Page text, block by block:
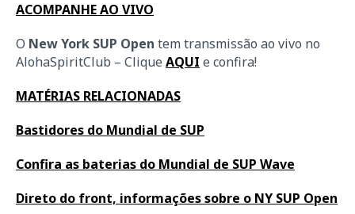
ACOMPANHE AO VIVO
O New York SUP Open tem transmissão ao vivo no
AlohaSpiritClub – Clique AQUI e confira!
MATÉRIAS RELACIONADAS
Bastidores do Mundial de SUP
Confira as baterias do Mundial de SUP Wave
Direto do front, informações sobre o NY SUP Open